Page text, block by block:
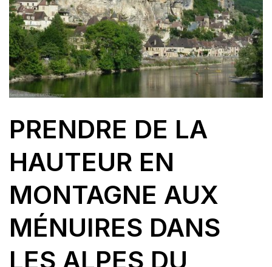
PRENDRE DE LA
HAUTEUR EN
MONTAGNE AUX
MÉNUIRES DANS
LES ALPES DU